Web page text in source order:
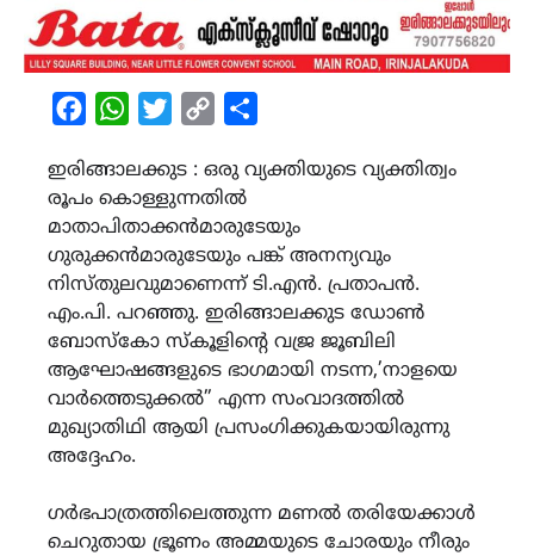
FacebookWhatsAppTwitterCopy
ഇരിങ്ങാലക്കുട : ഒരു വ്യക്തിയുടെ വ്യക്തിത്വം
രൂപം കൊള്ളുന്നതിൽ
മാതാപിതാക്കൻമാരുടേയും
ഗുരുക്കൻമാരുടേയും പങ്ക് അനന്യവും
നിസ്തുലവുമാണെന്ന് ടി.എൻ. പ്രതാപൻ.
എം.പി. പറഞ്ഞു. ഇരിങ്ങാലക്കുട ഡോൺ
ബോസ്കോ സ്കൂളിന്‍റെ വജ്ര ജൂബിലി
ആഘോഷങ്ങളുടെ ഭാഗമായി നടന്ന,’നാളയെ
വാർത്തെടുക്കൽ” എന്ന സംവാദത്തിൽ
മുഖ്യാതിഥി ആയി പ്രസംഗിക്കുകയായിരുന്നു
അദ്ദേഹം.
ഗർഭപാത്രത്തിലെത്തുന്ന മണൽ തരിയേക്കാൾ
ചെറുതായ ഭ്രൂണം അമ്മയുടെ ചോരയും നീരും